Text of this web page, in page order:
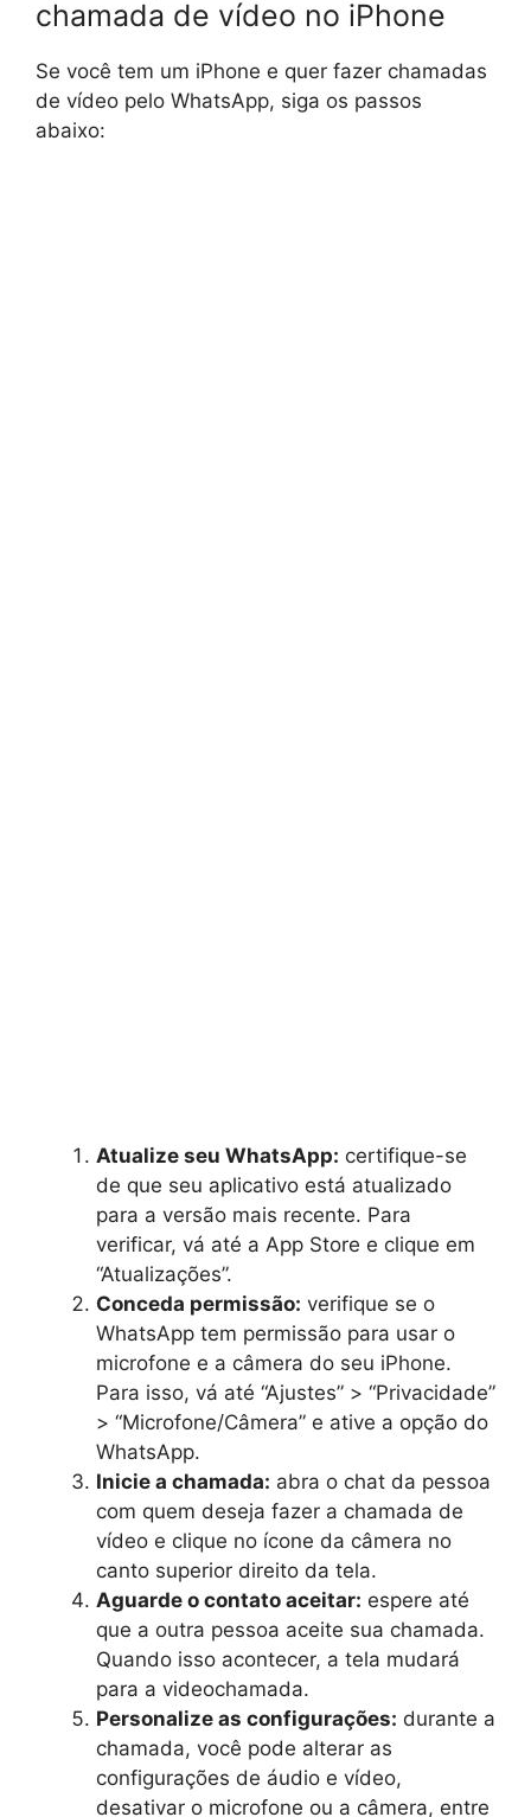
chamada de vídeo no iPhone
Se você tem um iPhone e quer fazer chamadas
de vídeo pelo WhatsApp, siga os passos
abaixo:
Atualize seu WhatsApp: certifique-se
de que seu aplicativo está atualizado
para a versão mais recente. Para
verificar, vá até a App Store e clique em
“Atualizações”.
Conceda permissão: verifique se o
WhatsApp tem permissão para usar o
microfone e a câmera do seu iPhone.
Para isso, vá até “Ajustes” > “Privacidade”
> “Microfone/Câmera” e ative a opção do
WhatsApp.
Inicie a chamada: abra o chat da pessoa
com quem deseja fazer a chamada de
vídeo e clique no ícone da câmera no
canto superior direito da tela.
Aguarde o contato aceitar: espere até
que a outra pessoa aceite sua chamada.
Quando isso acontecer, a tela mudará
para a videochamada.
Personalize as configurações: durante a
chamada, você pode alterar as
configurações de áudio e vídeo,
desativar o microfone ou a câmera, entre